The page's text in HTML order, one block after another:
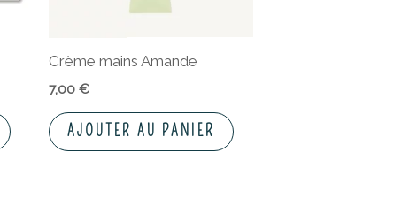
Crème mains Amande
7,00 €
AJOUTER AU PANIER